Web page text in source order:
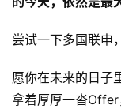
尝试一下多国联申
愿你在未来的日子
拿着厚厚一沓Offer